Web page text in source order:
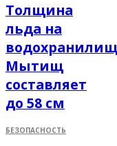
Толщина
льда на
Мытищ
составляет
до 58 см
БЕЗОПАСНОСТЬ